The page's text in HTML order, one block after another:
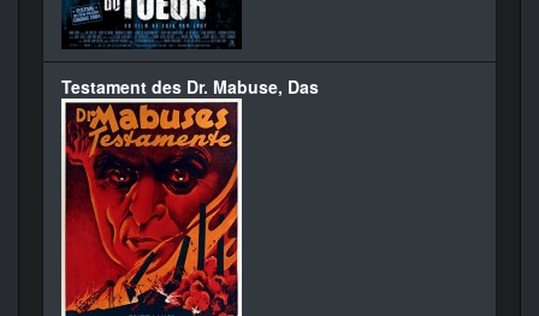
Testament des Dr. Mabuse, Das